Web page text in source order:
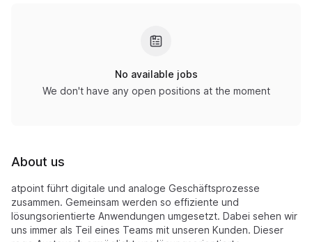
No available jobs
We don't have any open positions at the moment
About us
atpoint führt digitale und analoge Geschäftsprozesse
zusammen. Gemeinsam werden so effiziente und
lösungsorientierte Anwendungen umgesetzt. Dabei sehen wir
uns immer als Teil eines Teams mit unseren Kunden. Dieser